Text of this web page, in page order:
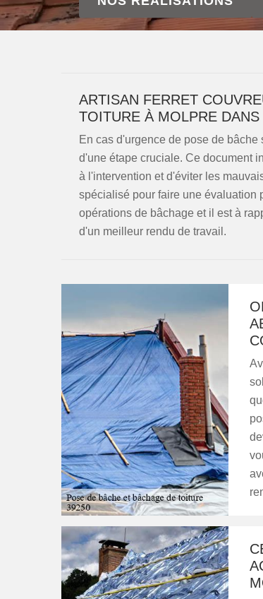
ARTISAN FERRET
TOITURE À MOLPRE
En cas d'urgence de pose de
d'une étape cruciale. Ce document
à l'intervention et d'éviter les
spécialisé pour faire une évaluation
opérations de bâchage et il est à
d'un meilleur rendu de travail.